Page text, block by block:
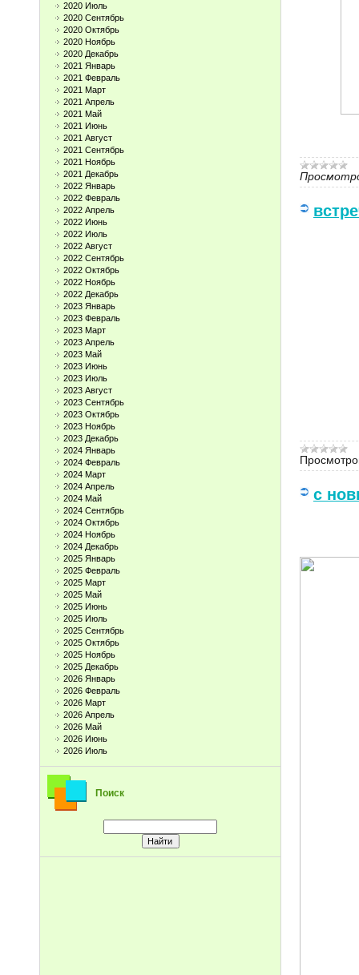
2020 Июль
2020 Сентябрь
2020 Октябрь
2020 Ноябрь
2020 Декабрь
2021 Январь
2021 Февраль
2021 Март
2021 Апрель
2021 Май
2021 Июнь
2021 Август
2021 Сентябрь
2021 Ноябрь
2021 Декабрь
2022 Январь
2022 Февраль
2022 Апрель
2022 Июнь
2022 Июль
2022 Август
2022 Сентябрь
2022 Октябрь
2022 Ноябрь
2022 Декабрь
2023 Январь
2023 Февраль
2023 Март
2023 Апрель
2023 Май
2023 Июнь
2023 Июль
2023 Август
2023 Сентябрь
2023 Октябрь
2023 Ноябрь
2023 Декабрь
2024 Январь
2024 Февраль
2024 Март
2024 Апрель
2024 Май
2024 Сентябрь
2024 Октябрь
2024 Ноябрь
2024 Декабрь
2025 Январь
2025 Февраль
2025 Март
2025 Май
2025 Июнь
2025 Июль
2025 Сентябрь
2025 Октябрь
2025 Ноябрь
2025 Декабрь
2026 Январь
2026 Февраль
2026 Март
2026 Апрель
2026 Май
2026 Июнь
2026 Июль
Поиск
с